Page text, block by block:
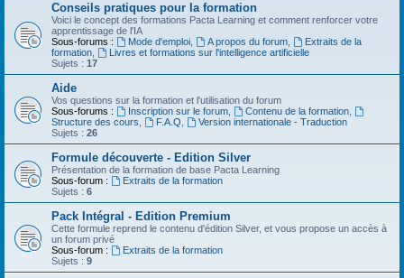
Conseils pratiques pour la formation
Voici le concept des formations Pacta Learning et comment renforcer votre
apprentissage de l'IA
Sous-forums :
Mode d'emploi, A propos du forum,
Extraits de la
formation
Livres et formations sur l'intelligence artificielle
Sujets : 17
Aide
Vos questions sur la formation et l'utilisation du forum
Sous-forums :
Inscription sur le forum, Contenu de la formation,
Structure des cours
F.A.Q
Version internationale - Traduction
Sujets : 26
Formule découverte - Edition Silver
Présentation de la formation de base Pacta Learning
Sous-forum :
Extraits de la formation
Sujets : 6
Pack Intégral - Edition Premium
Cette formule reprend le contenu d'édition Silver, et vous propose un accès à
un forum privé
Sous-forum :
Extraits de la formation
Sujets : 9